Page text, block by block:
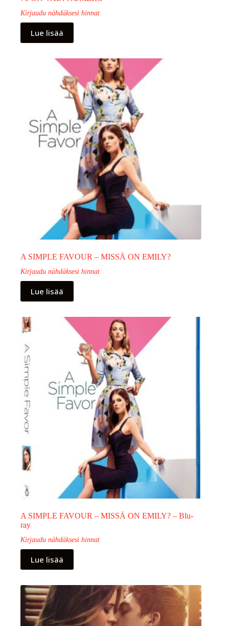
Kirjaudu nähdäksesi hinnat
Lue lisää
A SIMPLE FAVOUR – MISSÄ ON EMILY?
Kirjaudu nähdäksesi hinnat
Lue lisää
A SIMPLE FAVOUR – MISSÄ ON EMILY? – Blu-
ray
Kirjaudu nähdäksesi hinnat
Lue lisää